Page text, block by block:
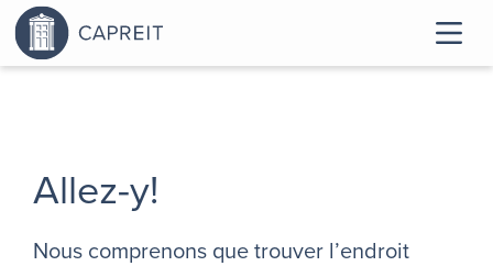
Allez-y!
Nous comprenons que trouver l’endroit